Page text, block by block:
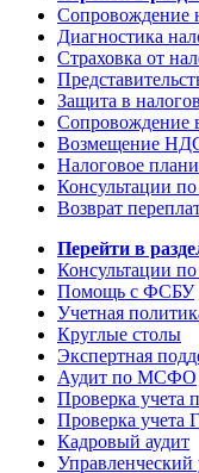
Сопровождение
Диагностика
Страховка от
Защита в
Возмещение
Налоговое
Консультации
Возврат
Перейти в
Консультации
Помощь с ФСБУ
Учетная
Круглые столы
Экспертная
Аудит по МСФО
Проверка учета
Проверка учета
Кадровый аудит
Управленческий